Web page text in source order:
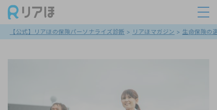
【公式】リアほの保険パーソナライズ診断 > リアほマガジン > 生命保険の